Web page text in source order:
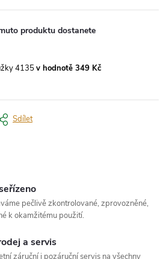
produktu dostanete
4135v hodnotě 349 Kč
Sdílet
pečlivě zkontrolované, zprovozněné,
k okamžitému použití.
a servis
záruční i pozáruční servis na všechny